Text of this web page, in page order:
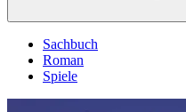
Sachbuch
Roman
Spiele